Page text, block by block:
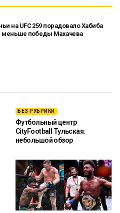
на UFC 259 порадовало Хабиба
меньше победы Махачева
БЕЗ РУБРИКИ
Футбольный центр
CityFootball Тульская:
небольшой обзор